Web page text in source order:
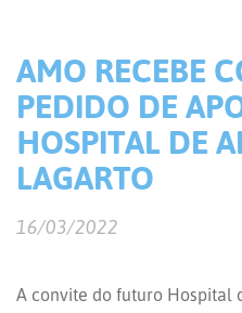
AMO RECEBE
PEDIDO DE
HOSPITAL DE
LAGARTO
16/03/2022
A convite do futuro Hospital